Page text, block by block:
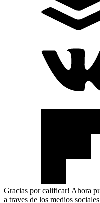
Gracias por calificar! Ahora
a traves de los medios sociales.